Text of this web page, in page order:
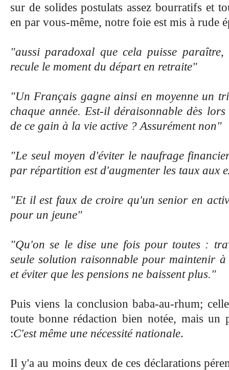
sur de solides postulats assez bourratifs et
en par vous-même, notre foie est mis à rude
"aussi paradoxal que cela puisse
recule le moment du départ en retraite"
"Un Français gagne ainsi en moyenne un
chaque année. Est-il déraisonnable dès
de ce gain à la vie active ? Assurément non"
"Le seul moyen d'éviter le naufrage
par répartition est d'augmenter les taux aux
"Et il est faux de croire qu'un senior en
pour un jeune"
"Qu'on se le dise une fois pour toutes :
seule solution raisonnable pour maintenir
et éviter que les pensions ne baissent plus."
Puis viens la conclusion baba-au-rhum;
toute bonne rédaction bien notée, mais
:C'est même une nécessité nationale.
Il y'a au moins deux de ces déclarations